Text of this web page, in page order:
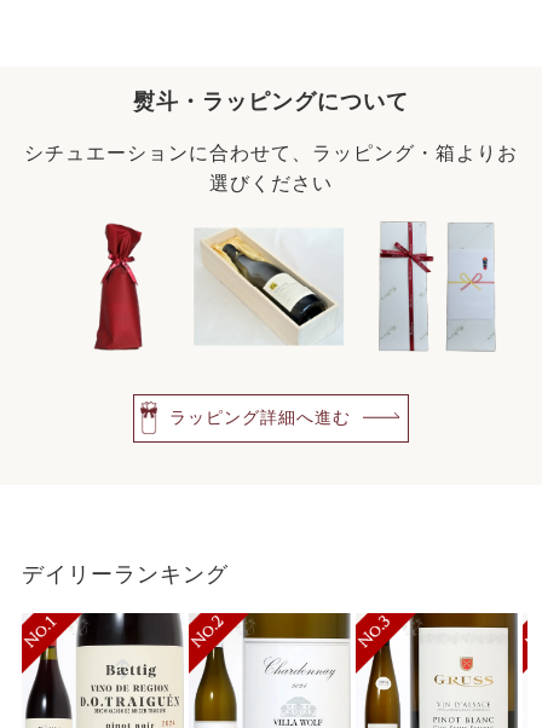
熨斗・ラッピングについて
シチュエーションに合わせて、ラッピング・箱よりお
選びください
ラッピング詳細へ進む
デイリーランキング